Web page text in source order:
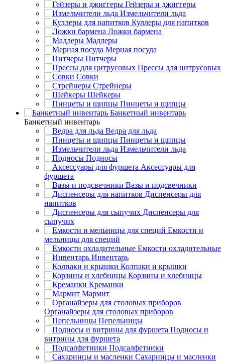
Гейзеры и джиггеры
Измельчители льда
Куллеры для напитков
Ложки бармена
Мадлеры
Мерная посуда
Питчеры
Прессы для цитрусовых
Совки
Стрейнеры
Шейкеры
Пинцеты и щипцы
Банкетный инвентарь
Банкетный инвентарь
Ведра для льда
Пинцеты и щипцы
Измельчители льда
Подносы
Аксессуары для
фуршета
Вазы и подсвечники
Диспенсеры для
напитков
Диспенсеры для
сыпучих
Емкости и
мельницы для специй
Емкости охладительные
Инвентарь
Колпаки и крышки
Корзины и хлебницы
Креманки
Мармит
Органайзеры для столовых приборов
Пепельницы
Подносы и
витрины для фуршета
Подсалфетники
Сахарницы и масленки